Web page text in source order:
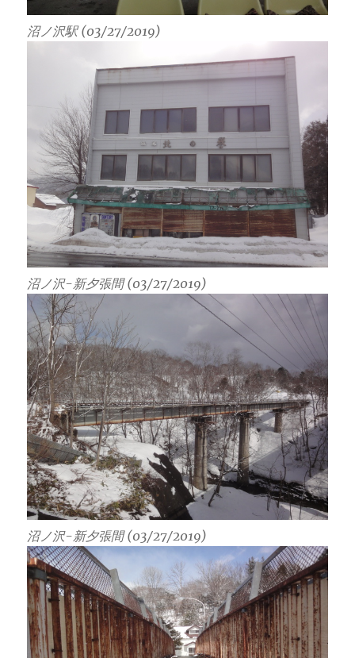
沼ノ沢駅 (03/27/2019)
沼ノ沢-新夕張間 (03/27/2019)
沼ノ沢-新夕張間 (03/27/2019)